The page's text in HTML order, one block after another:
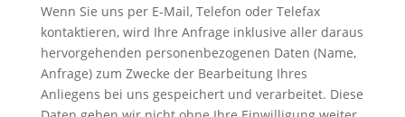
Wenn Sie uns per E-Mail, Telefon oder Telefax
kontaktieren, wird Ihre Anfrage inklusive aller daraus
hervorgehenden personenbezogenen Daten (Name,
Anfrage) zum Zwecke der Bearbeitung Ihres
Anliegens bei uns gespeichert und verarbeitet. Diese